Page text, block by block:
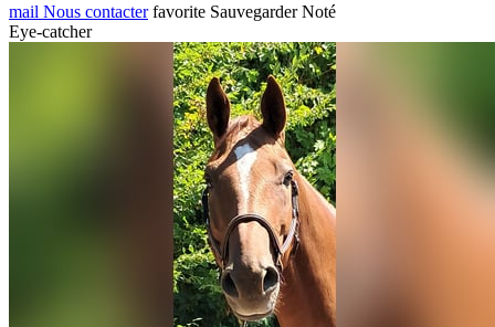
mail Nous contacter favorite Sauvegarder Noté
Eye-catcher